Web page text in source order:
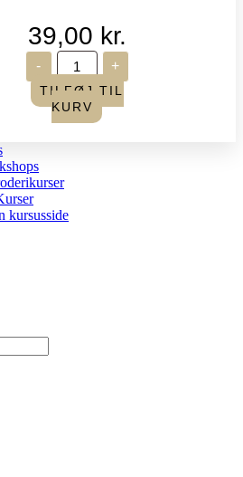
39,00 kr.
-
John
James
-
Perlenåle
Krumme
+
TILFØJ TIL
KURV
kursusside